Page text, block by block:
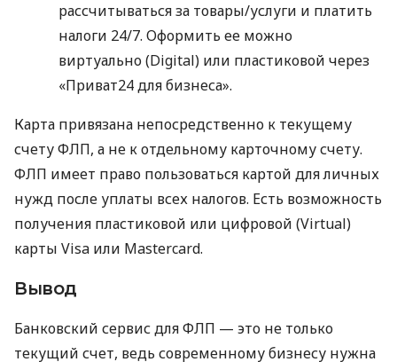
рассчитываться за товары/услуги и платить
налоги 24/7. Оформить ее можно
виртуально (Digital) или пластиковой через
«Приват24 для бизнеса».
Карта привязана непосредственно к текущему
счету ФЛП, а не к отдельному карточному счету.
ФЛП имеет право пользоваться картой для личных
нужд после уплаты всех налогов. Есть возможность
получения пластиковой или цифровой (Virtual)
карты Visa или Mastercard.
Вывод
Банковский сервис для ФЛП — это не только
текущий счет, ведь современному бизнесу нужна